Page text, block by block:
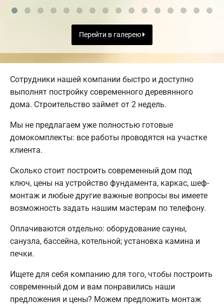
Перейти в галерею
Сотрудники нашей компании быстро и доступно
выполнят постройку современного деревянного
дома. Строительство займет от 2 недель.
Мы не предлагаем уже полностью готовые
домокомплекты: все работы проводятся на участке
клиента.
Сколько стоит построить современный дом под
ключ, цены на устройство фундамента, каркас, шеф-
монтаж и любые другие важные вопросы вы имеете
возможность задать нашим мастерам по телефону.
Оплачиваются отдельно: оборудование сауны,
санузла, бассейна, котельной; установка камина и
печки.
Ищете для себя компанию для того, чтобы построить
современный дом и вам понравились наши
предложения и цены? Можем предложить монтаж